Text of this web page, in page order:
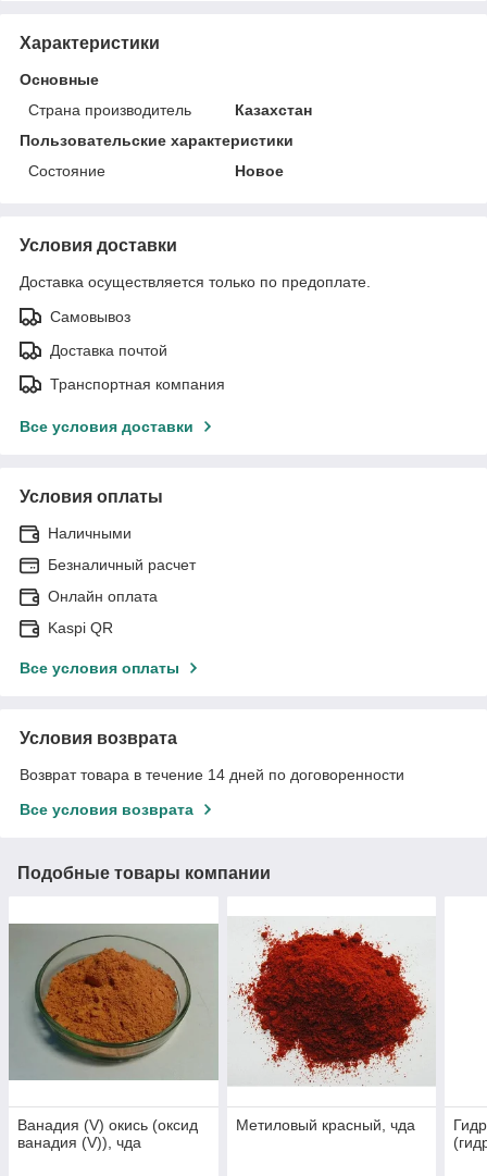
Характеристики
Основные
Страна производитель
Казахстан
Пользовательские характеристики
Состояние
Новое
Условия доставки
Доставка осуществляется только по предоплате.
Самовывоз
Доставка почтой
Транспортная компания
Все условия доставки
Условия оплаты
Наличными
Безналичный расчет
Онлайн оплата
Kaspi QR
Все условия оплаты
Условия возврата
Возврат товара в течение 14 дней по договоренности
Все условия возврата
Подобные товары компании
Ванадия (V) окись (оксид
ванадия (V)), чда
Метиловый красный, чда